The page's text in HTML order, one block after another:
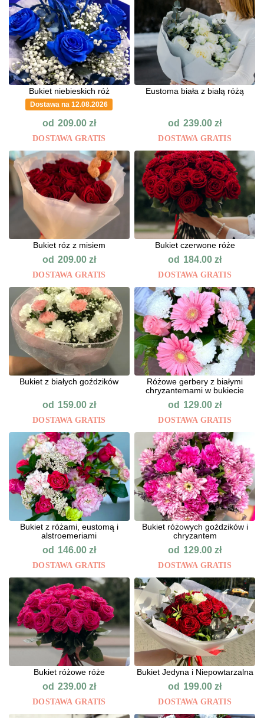
Bukiet niebieskich róż
Dostawa na 12.08.2026
od 209.00 zł
DOSTAWA GRATIS
Eustoma biała z białą różą
od 239.00zł
DOSTAWA GRATIS
Bukiet róz z misiem
od 209.00 zł
DOSTAWA GRATIS
Bukiet czerwone róże
od 184.00zł
DOSTAWA GRATIS
Bukiet z białych goździków
od 159.00 zł
DOSTAWA GRATIS
Różowe gerbery z białymi
chryzantemami w bukiecie
od 129.00zł
DOSTAWA GRATIS
Bukiet z różami, eustomą i
alstroemeriami
od 146.00 zł
DOSTAWA GRATIS
Bukiet różowych goździków i
chryzantem
od 129.00zł
DOSTAWA GRATIS
Bukiet różowe róże
od 239.00 zł
DOSTAWA GRATIS
Bukiet Jedyna i Niepowtarzalna
od 199.00zł
DOSTAWA GRATIS